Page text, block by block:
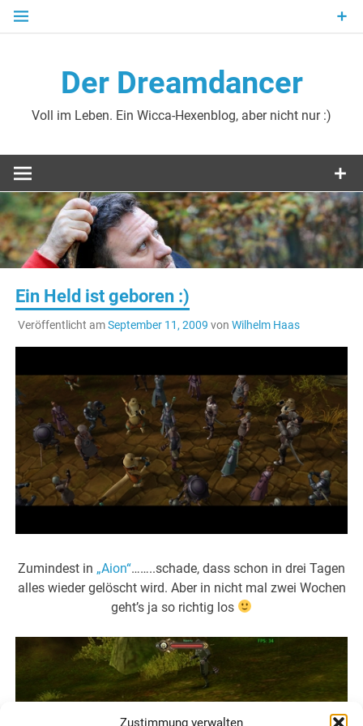
Zustimmung verwalten
Zum
Der Dreamdancer
Voll im Leben. Ein Wicca-Hexenblog, aber nicht nur :)
Ein Held ist geboren :)
Veröffentlicht amSeptember 11, 2009 von Wilhelm Haas
Zumindest in „Aion“……..schade, dass schon in drei Tagen
alles wieder gelöscht wird. Aber in nicht mal zwei Wochen
geht’s ja so richtig los